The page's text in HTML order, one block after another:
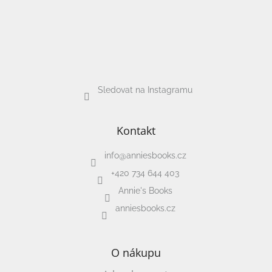
Sledovat na Instagramu
Kontakt
info@anniesbooks.cz
+420 734 644 403
Annie's Books
anniesbooks.cz
O nákupu